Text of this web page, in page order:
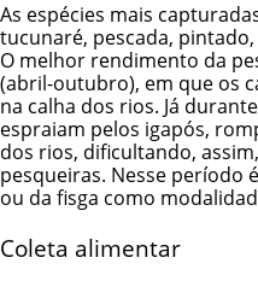
As espécies mais
tucunaré, pescada,
O melhor rendimento da
(abril-outubro), em que os
na calha dos rios. Já
espraiam pelos igapós,
dos rios, dificultando,
pesqueiras. Nesse período
ou da fisga como
Coleta alimentar